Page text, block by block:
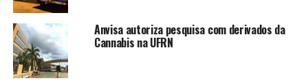
Anvisa autoriza pesquisa com derivados da
Cannabis na UFRN